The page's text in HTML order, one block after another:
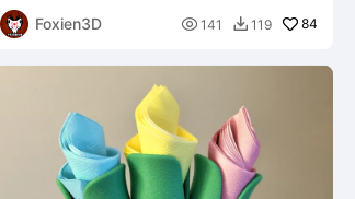
Foxien3D
 141  119 84